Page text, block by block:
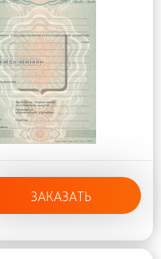
ЗАКАЗАТЬ